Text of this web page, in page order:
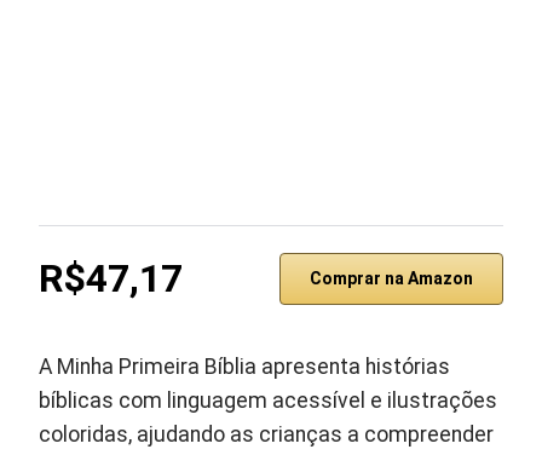
R$47,17 Comprar na Amazon
A Minha Primeira Bíblia apresenta histórias
bíblicas com linguagem acessível e ilustrações
coloridas, ajudando as crianças a compreender